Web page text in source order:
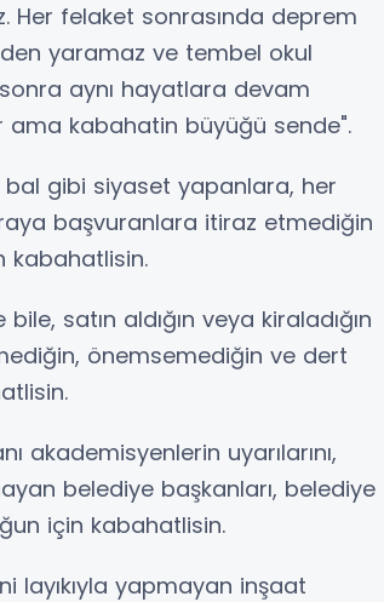
Her felaket sonrasında deprem
yaramaz ve tembel okul
aynı hayatlara devam
ama kabahatin büyüğü sende".
bal gibi siyaset yapanlara, her
başvuranlara itiraz etmediğin
kabahatlisin.
satın aldığın veya kiraladığın
önemsemediğin ve dert
akademisyenlerin uyarılarını,
belediye başkanları, belediye
için kabahatlisin.
layıkıyla yapmayan inşaat